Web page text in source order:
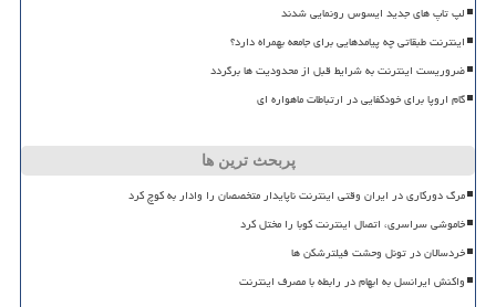
لپ تاپ های جدید ایسوس رونمایی شدند
اینترنت طبقاتی چه پیامدهایی برای جامعه بهمراه دارد؟
ضروریست اینترنت به شرایط قبل از محدودیت ها برگردد
گام اروپا برای خودکفایی در ارتباطات ماهواره ای
پربحث ترین ها
مرگ دورکاری در ایران وقتی اینترنت ناپایدار متخصصان را وادار به کوچ کرد
خاموشی سراسری، اتصال اینترنت کوبا را مختل کرد
خردسالان در تونل وحشت فیلترشکن ها
واکنش ایرانسل به ابهام در رابطه با مصرف اینترنت